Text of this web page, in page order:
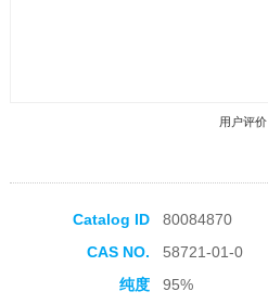
用户评价
Catalog ID
80084870
CAS NO.
58721-01-0
纯度
95%